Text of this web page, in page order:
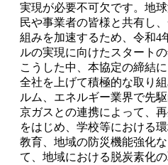
実現が必要不可欠です。地
民や事業者の皆様と共有し
組みを加速するため、令和4
ルの実現に向けたスタート
こうした中、本協定の締結
全社を上げて積極的な取り
ルム、エネルギー業界で先
京ガスとの連携によって、
をはじめ、学校等における
教育、地域の防災機能強化
て、地域における脱炭素化